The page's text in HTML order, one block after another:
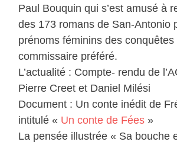
Paul Bouquin qui s’est amusé à
des 173 romans de San-Antonio
prénoms féminins des conquêtes
commissaire préféré.
L’actualité : Compte- rendu de
Pierre Creet et Daniel Milési
Document : Un conte inédit de
intitulé « Un conte de Fées »
La pensée illustrée « Sa bouche